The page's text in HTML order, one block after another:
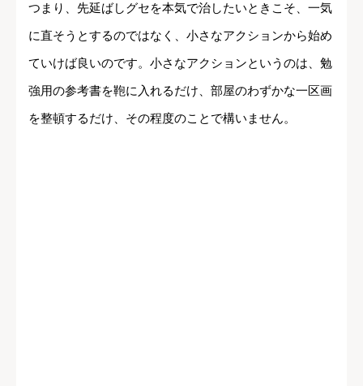
つまり、先延ばしグセを本気で治したいときこそ、一気
に直そうとするのではなく、小さなアクションから始め
ていけば良いのです。小さなアクションというのは、勉
強用の参考書を鞄に入れるだけ、部屋のわずかな一区画
を整頓するだけ、その程度のことで構いません。